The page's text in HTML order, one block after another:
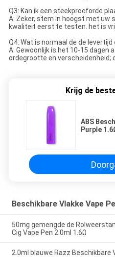
Q3: Kan ik een steekproeforde
A: Zeker, stem in hoogst met uw
kwaliteit eerst te testen. het is
Q4: Wat is normaal de de levertijd
A: Gewoonlijk is het 10-15 dagen
ordegrootte en verscheidenheid;
Krijg de
ABS
Purple
Beschikbare Vlakke Vape
50mg gemengde de
Cig Vape Pen 2.0ml 1.6Ω
2.0ml blauwe Razz Beschikbare